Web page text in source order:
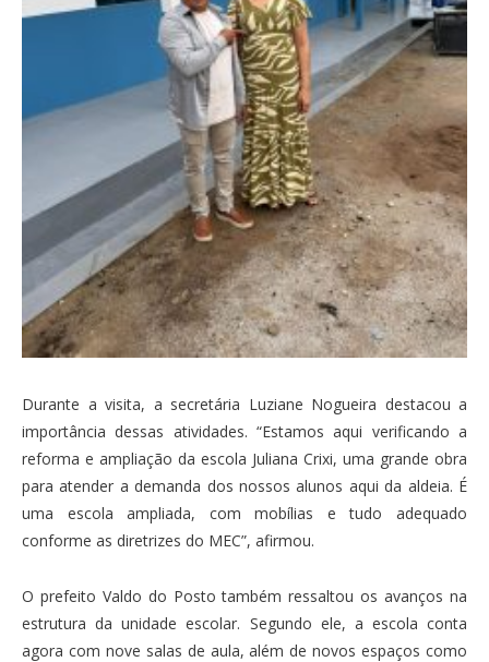
Durante a visita, a secretária Luziane Nogueira destacou a
importância dessas atividades. “Estamos aqui verificando a
reforma e ampliação da escola Juliana Crixi, uma grande obra
para atender a demanda dos nossos alunos aqui da aldeia. É
uma escola ampliada, com mobílias e tudo adequado
conforme as diretrizes do MEC”, afirmou.
O prefeito Valdo do Posto também ressaltou os avanços na
estrutura da unidade escolar. Segundo ele, a escola conta
agora com nove salas de aula, além de novos espaços como